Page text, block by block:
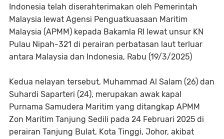
Indonesia telah diserahterimakan oleh Pemerintah
Malaysia lewat Agensi Penguatkuasaan Maritim
Malaysia (APMM) kepada Bakamla RI lewat unsur KN
Pulau Nipah-321 di perairan perbatasan laut terluar
antara Malaysia dan Indonesia, Rabu (19/3/2025)
Kedua nelayan tersebut, Muhammad Al Salam (26) dan
Suhardi Saparteri (24), merupakan awak kapal
Purnama Samudera Maritim yang ditangkap APMM
Zon Maritim Tanjung Sedili pada 24 Februari 2025 di
perairan Tanjung Bulat, Kota Tinggi, Johor, akibat